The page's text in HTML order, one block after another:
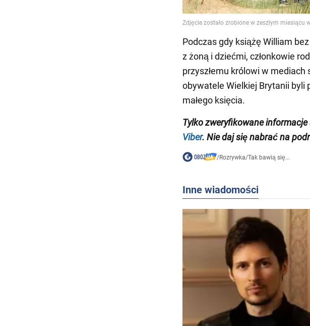
Podczas gdy książę William
z żoną i dziećmi, członkowie
przyszłemu królowi w mediach
obywatele Wielkiej Brytanii
małego księcia.
Tylko zweryfikowane
Viber. Nie daj się nabrać na
/Rozrywka/Tak bawią się...
Inne wiadomości